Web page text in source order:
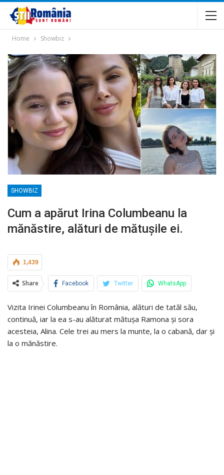
Home Showbiz
SHOWBIZ
Cum a apărut Irina Columbeanu la
mănăstire, alături de mătușile ei.
1,439
Share Facebook Twitter WhatsApp
Vizita Irinei Columbeanu în România, alături de tatăl său,
continuă, iar la ea s-au alăturat mătușa Ramona și sora
acesteia, Alina. Cele trei au mers la munte, la o cabană, dar și
la o mănăstire.